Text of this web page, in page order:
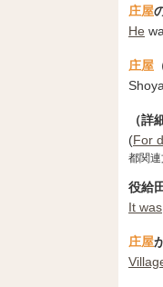
庄屋
He
庄屋
（詳
(For
都関
役給
It was
庄屋